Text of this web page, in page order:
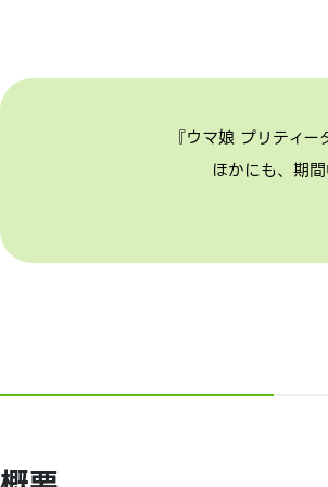
『ウマ娘 プリティ
ほかにも、期